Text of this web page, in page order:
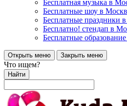
Бесплатная музыка в
Бесплатные шоу в
Бесплатные праздники
Бесплатно! стендап в
Бесплатные
Открыть меню Закрыть меню
Что ищем?
Найти